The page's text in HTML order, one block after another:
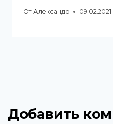
От Александр 09.02.2021
Добавить